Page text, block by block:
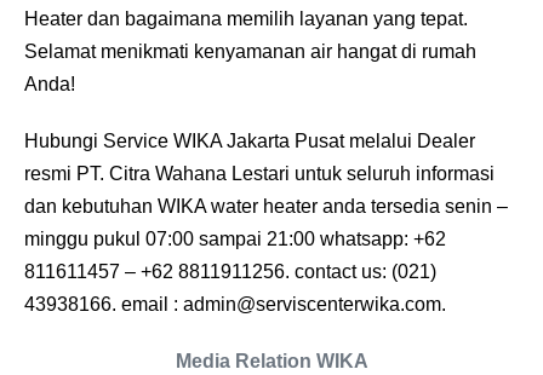
Heater dan bagaimana memilih layanan yang tepat.
Selamat menikmati kenyamanan air hangat di rumah
Anda!
Hubungi Service WIKA Jakarta Pusat melalui Dealer
resmi PT. Citra Wahana Lestari untuk seluruh informasi
dan kebutuhan WIKA water heater anda tersedia senin –
minggu pukul 07:00 sampai 21:00 whatsapp: +62
811611457 – +62 8811911256. contact us: (021)
43938166. email : admin@serviscenterwika.com.
Media Relation WIKA